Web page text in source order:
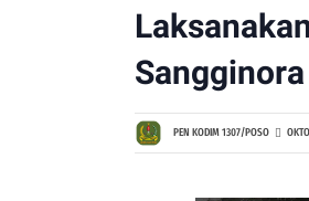
Sangginora
PEN KODIM 1307/POSO